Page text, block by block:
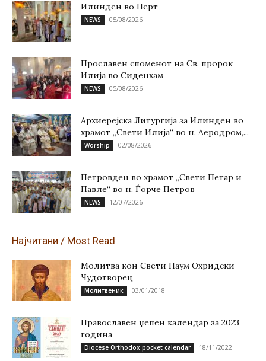
Илинден во Перт
NEWS 05/08/2026
Прославен споменот на Св. пророк
Илија во Сиденхам
NEWS 05/08/2026
Архиерејска Литургија за Илинден во
храмот „Свети Илија“ во н. Аеродром,...
Worship 02/08/2026
Петровден во храмот „Свети Петар и
Павле“ во н. Ѓорче Петров
NEWS 12/07/2026
Најчитани / Most Read
Молитва кон Свети Наум Охридски
Чудотворец
Молитвеник 03/01/2018
Православен џепен календар за 2023
година
Diocese Orthodox pocket calendar 18/11/2022